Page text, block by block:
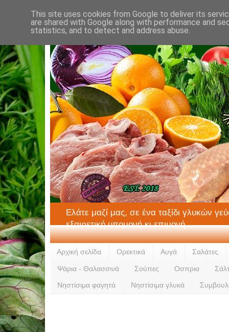
Ελάτε μαζί μας, σε ένα ταξίδι γλυκών
εξαιρετική υπομονή κι επιμονή.
Αρχική σελίδα Ορεκτικά Αυγά Σαλάτες
Ψάρια - Θαλασσινά Σούπες Οσπρια
Νηστίσιμα φαγητά Νηστίσιμα γλυκά
This site uses cookies from Google to deliver its
are shared with Google along with performance and
statistics, and to detect and address abuse.